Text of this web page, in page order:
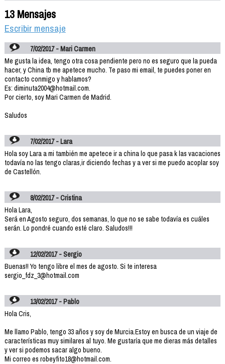
13 Mensajes
Escribir mensaje
7/02/2017 - Mari Carmen
Me gusta la idea, tengo otra cosa pendiente pero no es seguro que la pueda
hacer, y China tb me apetece mucho. Te paso mi email, te puedes poner en
contacto conmigo y hablamos?
Es: diminuta2004@hotmail.com.
Por cierto, soy Mari Carmen de Madrid.
Saludos
7/02/2017 - Lara
Hola soy Lara a mi también me apetece ir a china lo que pasa k las vacaciones
todavía no las tengo claras,ir diciendo fechas y a ver si me puedo acoplar soy
de Castellón.
8/02/2017 - Cristina
Hola Lara,
Será en Agosto seguro, dos semanas, lo que no se sabe todavía es cuáles
serán. Lo pondré cuando esté claro. Saludos!!!
12/02/2017 - Sergio
Buenas!! Yo tengo libre el mes de agosto. Si te interesa
sergio_fdz_3@hotmail.com
13/02/2017 - Pablo
Hola Cris,
Me llamo Pablo, tengo 33 años y soy de Murcia.Estoy en busca de un viaje de
características muy similares al tuyo. Me gustaría que me dieras más detalles
y ver si podemos sacar algo bueno.
Mi correo es robeyfito18@hotmail.com.